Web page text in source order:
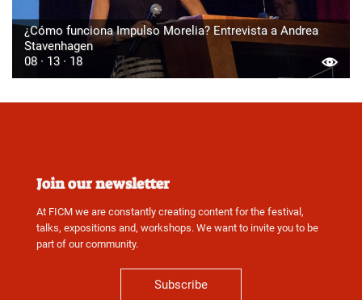
¿Cómo funciona Impulso Morelia? Entrevista a Andrea
Stavenhagen
08 · 13 · 18
Join our newsletter
At FICM we are constantly creating content for the festival,
talks, expositions and, workshops. We want to invite you to be
part of our community.
Subscribe